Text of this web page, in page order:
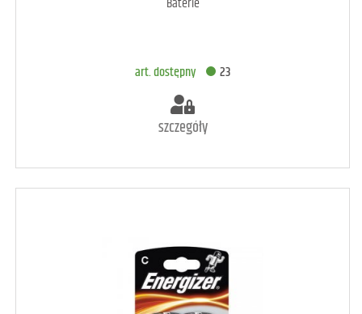
art. dostępny 23
szczegóły